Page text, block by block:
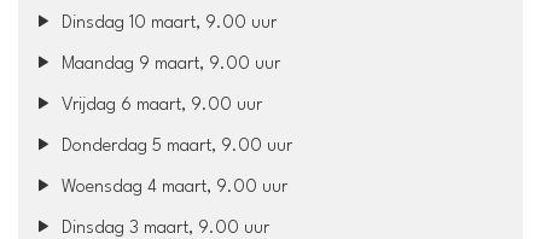
Dinsdag 10 maart, 9.00 uur
Maandag 9 maart, 9.00 uur
Vrijdag 6 maart, 9.00 uur
Donderdag 5 maart, 9.00 uur
Woensdag 4 maart, 9.00 uur
Dinsdag 3 maart, 9.00 uur